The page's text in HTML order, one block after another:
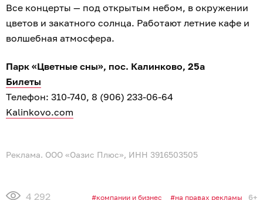
Все концерты — под открытым небом, в окружении
цветов и закатного солнца. Работают летние кафе и
волшебная атмосфера.
Парк «Цветные сны», пос. Калинково, 25а
Билеты
Телефон: 310-740, 8 (906) 233-06-64
Kalinkovo.com
Реклама. ООО «Оазис Плюс», ИНН 3916503505
4 292 компании и бизнес на правах рекламы 6+